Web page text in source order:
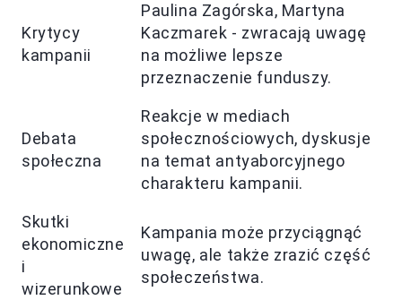
Krytycy
kampanii
Paulina Zagórska, Martyna
Kaczmarek - zwracają uwagę
na możliwe lepsze
przeznaczenie funduszy.
Debata
społeczna
Reakcje w mediach
społecznościowych, dyskusje
na temat antyaborcyjnego
charakteru kampanii.
Skutki
ekonomiczne
i
wizerunkowe
Kampania może przyciągnąć
uwagę, ale także zrazić część
społeczeństwa.